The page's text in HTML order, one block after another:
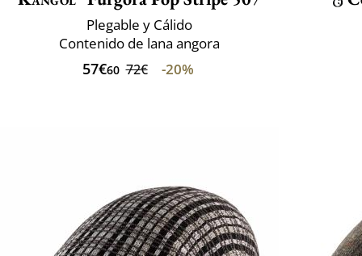
Plegable y Cálido
Contenido de lana angora
57€60 72€ -20%